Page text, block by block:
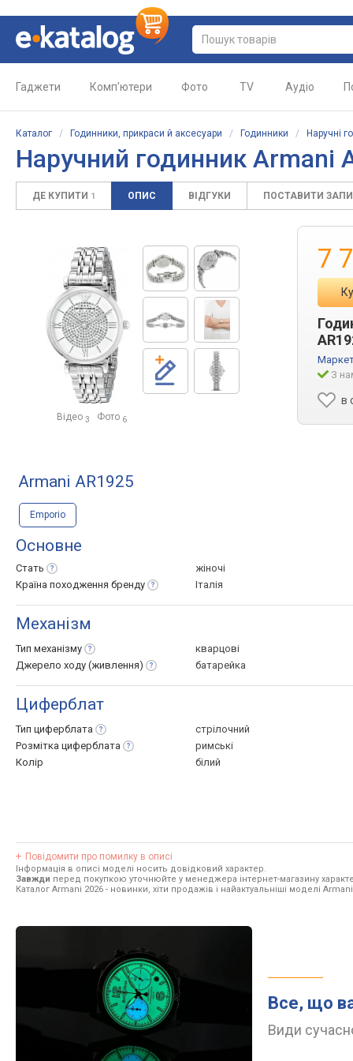
Гаджети Комп'ютери Фото TV Аудіо
Каталог / Годинники, прикраси й аксесуари / Годинники / Наручні
Наручний годинник Armani
ДЕ КУПИТИ 1 ОПИС ВІДГУКИ ПОСТАВИТИ
Відео 3 Фото 6
7
З
в
Armani AR1925
Emporio
Основне
Стать
жіночі
Країна походження бренду Італія
Механізм
Тип механізму
кварцові
Джерело ходу (живлення) батарейка
Циферблат
Тип циферблата
стрілочний
Розмітка циферблата
римські
Колір
білий
Повідомити про помилку в описі
Інформація в описі моделі носить довідковий характер.
Завжди перед покупкою уточнюйте у менеджера інтернет-магазину
Каталог Armani 2026 - новинки, хіти продажів і найактуальніші моделі
Все, що
Види